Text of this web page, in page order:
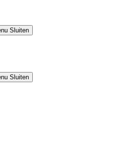
Sluiten
Sluiten